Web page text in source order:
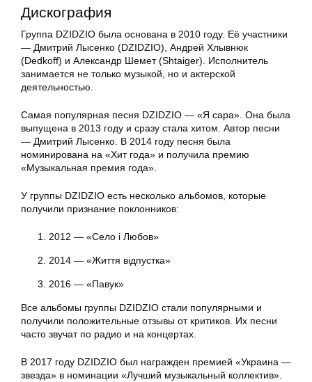
Дискография
Группа DZIDZIO была основана в 2010 году. Её участники
— Дмитрий Лысенко (DZIDZIO), Андрей Хлывнюк
(Dedkoff) и Александр Шемет (Shtaiger). Исполнитель
занимается не только музыкой, но и актерской
деятельностью.
Самая популярная песня DZIDZIO — «Я сара». Она была
выпущена в 2013 году и сразу стала хитом. Автор песни
— Дмитрий Лысенко. В 2014 году песня была
номинирована на «Хит года» и получила премию
«Музыкальная премия года».
У группы DZIDZIO есть несколько альбомов, которые
получили признание поклонников:
2012 — «Село i Любов»
2014 — «Життя відпустка»
2016 — «Павук»
Все альбомы группы DZIDZIO стали популярными и
получили положительные отзывы от критиков. Их песни
часто звучат по радио и на концертах.
В 2017 году DZIDZIO был награжден премией «Украина —
звезда» в номинации «Лучший музыкальный коллектив».